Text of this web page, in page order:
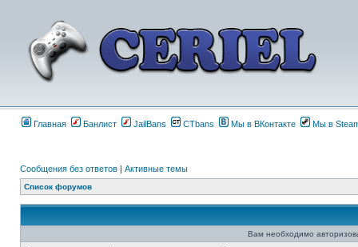
Главная Банлист JailBans CTbans Мы в ВКонтакте Мы в
Сообщения без ответов | Активные темы
Список форумов
Вам необходимо